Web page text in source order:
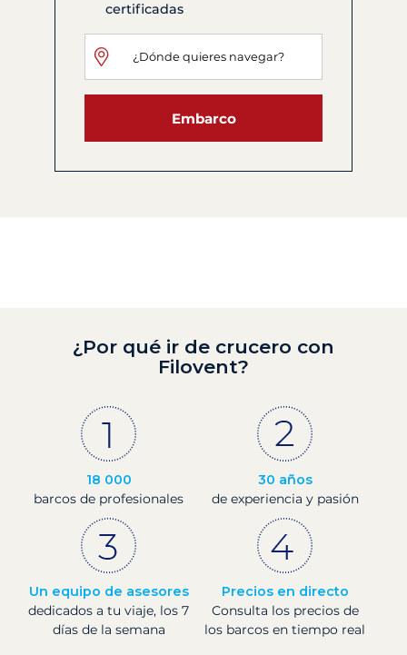
certificadas
Embarco
¿Por qué ir de crucero con
Filovent?
18 000
barcos de profesionales
30 años
de experiencia y pasión
Un equipo de asesores
dedicados a tu viaje, los 7
días de la semana
Precios en directo
Consulta los precios de
los barcos en tiempo real